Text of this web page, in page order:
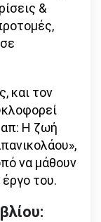
&
και τον
Η ζωή
να μάθουν
έργο του.